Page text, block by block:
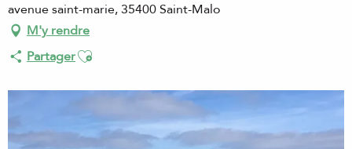
avenue saint-marie, 35400 Saint-Malo
M'y rendre
PartagerAjouter aux favoris